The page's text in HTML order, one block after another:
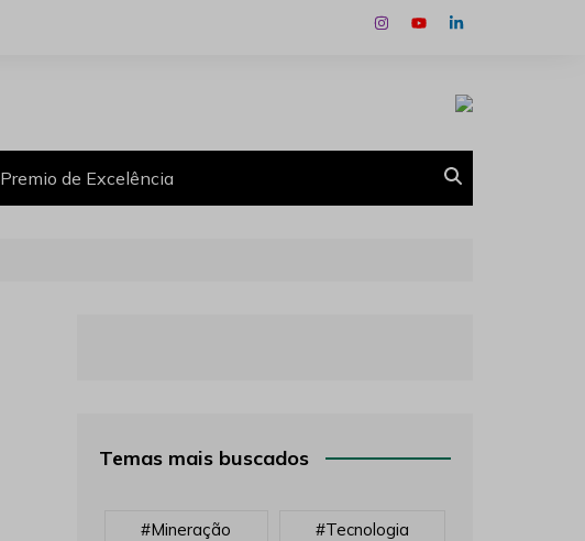
Premio de Excelência
Temas mais buscados
#mineração #tecnologia